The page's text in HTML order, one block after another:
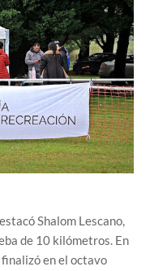
Shalom Lescano,
de 10 kilómetros. En
en el octavo